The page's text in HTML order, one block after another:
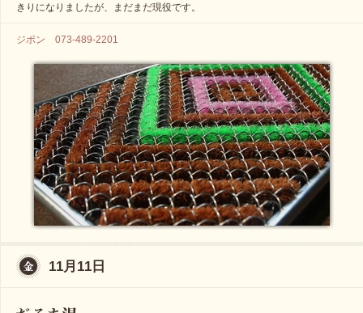
きりになりましたが、まだまだ現役です。
ジポン 073-489-2201
11月11日